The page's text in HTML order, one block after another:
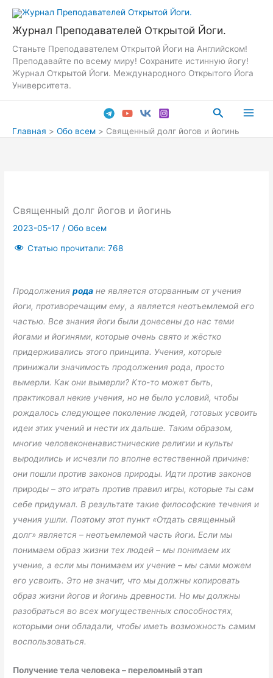
Перейти
содержимому
Журнал Преподавателей Открытой Йоги.
Станьте Преподавателем Открытой Йоги на Английском!
Преподавайте по всему миру! Сохраните истинную йогу!
Журнал Открытой Йоги. Международного Открытого Йога
Университета.
Поиск
Главная Обо всем Священный долг йогов и йогинь
Священный долг йогов и йогинь
2023-05-17 /Обо всем
Статью прочитали: 768
Продолжениярода не является оторванным от учения
йоги, противоречащим ему, а является неотъемлемой его
частью. Все знания йоги были донесены до нас теми
йогами и йогинями, которые очень свято и жёстко
придерживались этого принципа. Учения, которые
принижали значимость продолжения рода, просто
вымерли. Как они вымерли? Кто-то может быть,
практиковал некие учения, но не было условий, чтобы
рождалось следующее поколение людей, готовых усвоить
идеи этих учений и нести их дальше. Таким образом,
многие человеконенавистнические религии и культы
выродились и исчезли по вполне естественной причине:
они пошли против законов природы. Идти против законов
природы – это играть против правил игры, которые ты сам
себе придумал. В результате такие философские течения и
учения ушли. Поэтому этот пункт «Отдать священный
долг» является – неотъемлемой часть йоги. Если мы
понимаем образ жизни тех людей – мы понимаем их
учение, а если мы понимаем их учение – мы сами можем
его усвоить. Это не значит, что мы должны копировать
образ жизни йогов и йогинь древности. Но мы должны
разобраться во всех могущественных способностях,
которыми они обладали, чтобы иметь возможность самим
воспользоваться.
Получение тела человека – переломный этап